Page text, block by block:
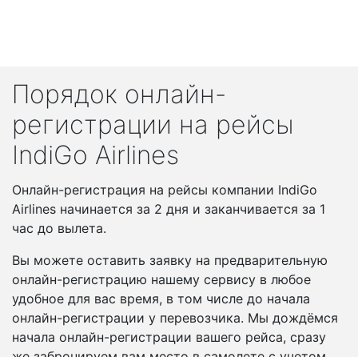
Порядок онлайн-
регистрации на рейсы
IndiGo Airlines
Онлайн-регистрация на рейсы компании IndiGo
Airlines начинается за 2 дня и заканчивается за 1
час до вылета.
Вы можете оставить заявку на предварительную
онлайн-регистрацию нашему сервису в любое
удобное для вас время, в том числе до начала
онлайн-регистрации у перевозчика. Мы дождёмся
начала онлайн-регистрации вашего рейса, сразу